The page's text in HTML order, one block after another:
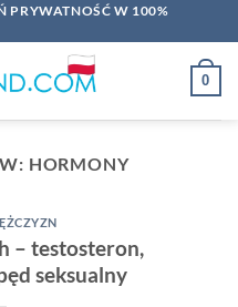
PRYWATNOŚĆ W 100%
0
HORMONY
– testosteron,
seksualny